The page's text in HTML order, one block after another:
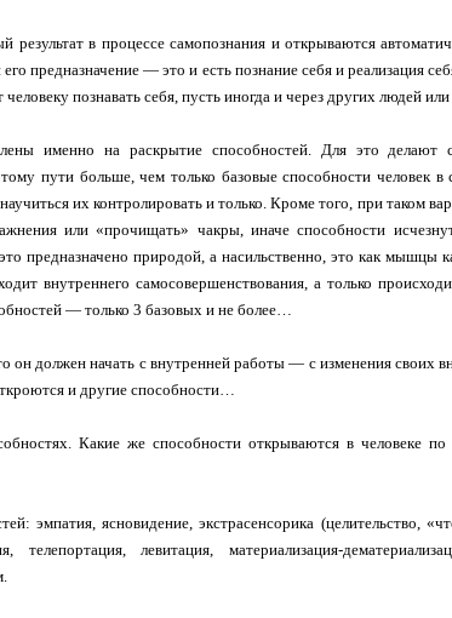
в процессе самопознания и открываются
предназначение — это и есть познание себя и реализация
познавать себя, пусть иногда и через других людей
именно на раскрытие способностей. Для это делают
пути больше, чем только базовые способности человек в
их контролировать и только. Кроме того, при таком
или «прочищать» чакры, иначе способности
предназначено природой, а насильственно, это как мышцы
внутреннего самосовершенствования, а только
— только 3 базовых и не более…
он должен начать с внутренней работы — с изменения своих
и другие способности…
Какие же способности открываются в человеке по
эмпатия, ясновидение, экстрасенсорика (целительство,
левитация, материализация-